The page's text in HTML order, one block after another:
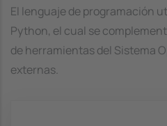
El lenguaje de programación
Python, el cual se
de herramientas del Sistema
externas.